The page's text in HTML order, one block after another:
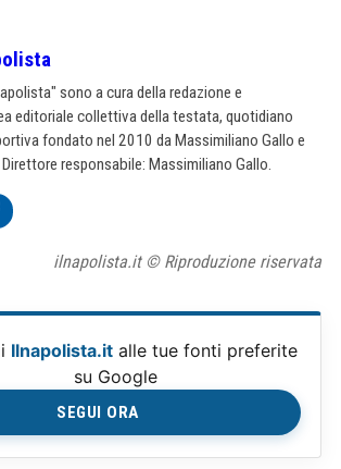
sono a cura della redazione e
editoriale collettiva della testata, quotidiano
fondato nel 2010 da Massimiliano Gallo e
responsabile: Massimiliano Gallo.
ilnapolista.it © Riproduzione riservata
Ilnapolista.it alle tue fonti preferite
su Google
SEGUI ORA